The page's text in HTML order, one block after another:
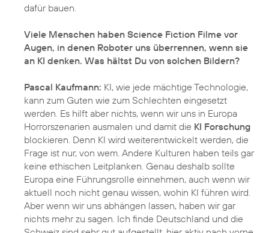
dafür bauen.
Viele Menschen haben Science Fiction Filme vor
Augen, in denen Roboter uns überrennen, wenn sie
an KI denken. Was hältst Du von solchen Bildern?
Pascal Kaufmann: KI, wie jede mächtige Technologie,
kann zum Guten wie zum Schlechten eingesetzt
werden. Es hilft aber nichts, wenn wir uns in Europa
Horrorszenarien ausmalen und damit die KI Forschung
blockieren. Denn KI wird weiterentwickelt werden, die
Frage ist nur, von wem. Andere Kulturen haben teils gar
keine ethischen Leitplanken. Genau deshalb sollte
Europa eine Führungsrolle einnehmen, auch wenn wir
aktuell noch nicht genau wissen, wohin KI führen wird.
Aber wenn wir uns abhängen lassen, haben wir gar
nichts mehr zu sagen. Ich finde Deutschland und die